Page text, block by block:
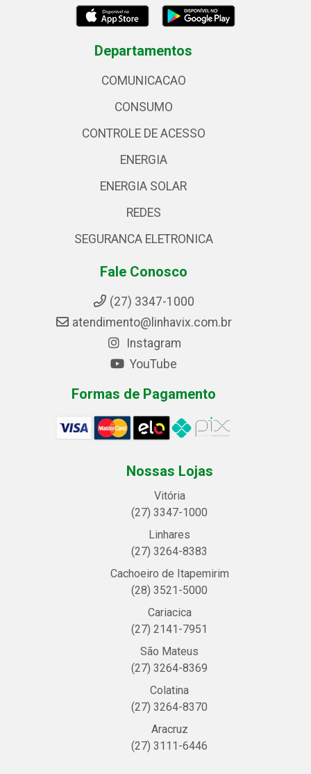
Departamentos
COMUNICACAO
CONSUMO
CONTROLE DE ACESSO
ENERGIA
ENERGIA SOLAR
REDES
SEGURANCA ELETRONICA
Fale Conosco
(27) 3347-1000
atendimento@linhavix.com.br
Instagram
YouTube
Formas de Pagamento
Nossas Lojas
Vitória
(27) 3347-1000
Linhares
(27) 3264-8383
Cachoeiro de Itapemirim
(28) 3521-5000
Cariacica
(27) 2141-7951
São Mateus
(27) 3264-8369
Colatina
(27) 3264-8370
Aracruz
(27) 3111-6446